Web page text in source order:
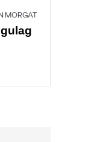
MORGAT